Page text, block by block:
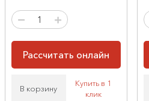
Рассчитать онлайн
В корзину
Купить в 1
клик